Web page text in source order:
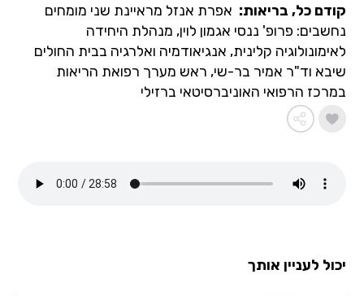
יכול לעניין אותך
קודם כל, בריאות: אפרת אנזל מראיינת שני מומחים
נחשבים: פרופ' ננסי אגמון לוין, מנהלת היחידה
לאימונולוגיה קלינית, אנגיאודמיה ואלרגיה בבית החולים
שיבא וד"ר אמיר בר-שי, ראש מערך רפואת הריאות
במרכז הרפואי האוניברסיטאי ברזילי